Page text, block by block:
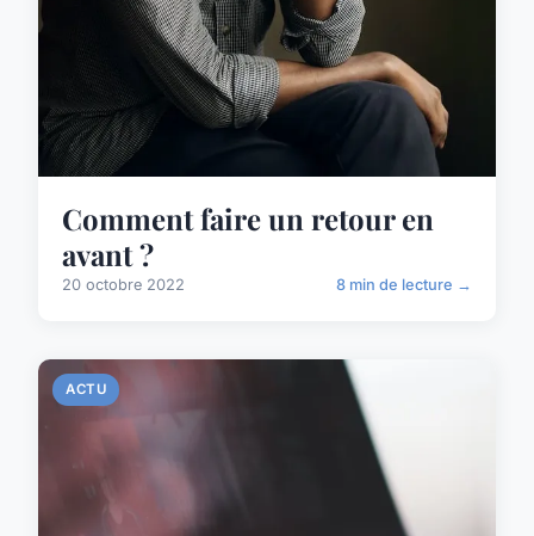
Comment faire un retour en
avant ?
20 octobre 2022 8 min de lecture →
ACTU